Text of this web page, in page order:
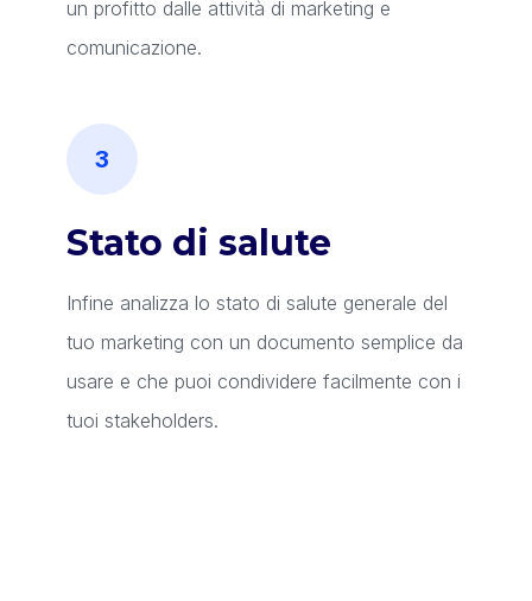
un profitto dalle attività di marketing e
comunicazione.
Stato di salute
Infine analizza lo stato di salute generale del
tuo marketing con un documento semplice da
usare e che puoi condividere facilmente con i
tuoi stakeholders.